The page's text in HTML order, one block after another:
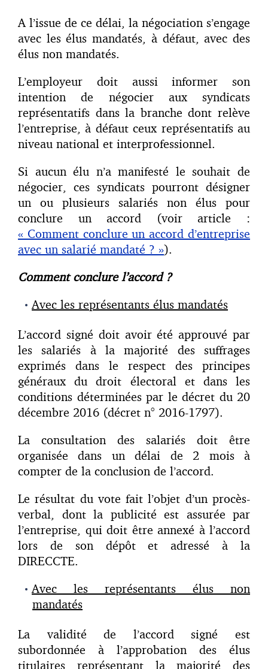
A l’issue de ce délai, la négociation s’engage
avec les élus mandatés, à défaut, avec des
élus non mandatés.
L’employeur doit aussi informer son
intention de négocier aux syndicats
représentatifs dans la branche dont relève
l’entreprise, à défaut ceux représentatifs au
niveau national et interprofessionnel.
Si aucun élu n’a manifesté le souhait de
négocier, ces syndicats pourront désigner
un ou plusieurs salariés non élus pour
conclure un accord (voir article :
« Comment conclure un accord d’entreprise
avec un salarié mandaté ? »).
Comment conclure l’accord ?
Avec les représentants élus mandatés
L’accord signé doit avoir été approuvé par
les salariés à la majorité des suffrages
exprimés dans le respect des principes
généraux du droit électoral et dans les
conditions déterminées par le décret du 20
décembre 2016 (décret n° 2016-1797).
La consultation des salariés doit être
organisée dans un délai de 2 mois à
compter de la conclusion de l’accord.
Le résultat du vote fait l’objet d’un procès-
verbal, dont la publicité est assurée par
l’entreprise, qui doit être annexé à l’accord
lors de son dépôt et adressé à la
DIRECCTE.
Avec les représentants élus non
mandatés
La validité de l’accord signé est
subordonnée à l’approbation des élus
titulaires représentant la majorité des